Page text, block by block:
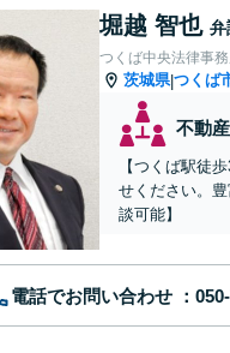
堀越 智也 弁
つくば中央法律事
茨城県|つくば
不動
【つくば駅徒
せください。
談可能】
電話でお問い合わせ